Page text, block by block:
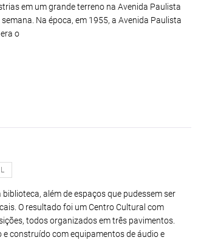
em um grande terreno na Avenida Paulista
Na época, em 1955, a Avenida Paulista
o
além de espaços que pudessem ser
O resultado foi um Centro Cultural com
todos organizados em três pavimentos.
construído com equipamentos de áudio e